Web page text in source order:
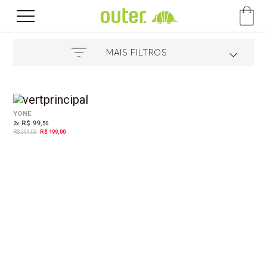
MAIS FILTROS
YONE
2x R$ 99 ,50
R$ 299,00 R$ 199,00